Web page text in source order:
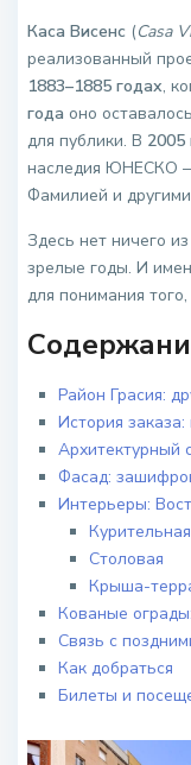
Каса Висенс (Casa
реализованный
1883–1885 годах,
года оно
для публики. В 2005
наследия ЮНЕСКО
Фамилией и
Здесь нет ничего
зрелые годы. И
для понимания
Район Грасия:
История
Архитектурный
Фасад:
Интерьеры:
Столовая
Крыша-
Кованые
Связь с
Как добраться
Билеты и